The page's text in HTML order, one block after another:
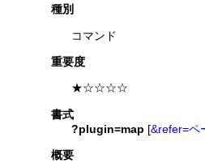
種別
コマンド
重要度
★☆☆☆☆
書式
?plugin=map [&refer=ペ
概要